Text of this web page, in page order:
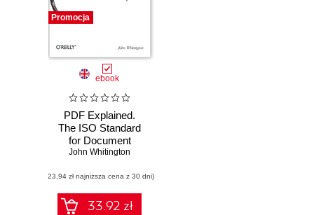
Promocja
ebook
PDF Explained.
The ISO Standard
for Document
Exchange
John Whitington
(23,94 zł najniższa cena z 30 dni)
33.92 zł